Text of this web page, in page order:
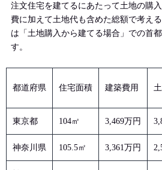
注文住宅を建てるにあたって土地の購
費に加えて土地代も含めた総額で考え
は「土地購入から建てる場合」での首
す。
都道府県 住宅面積 建築費用
東京都 104㎡ 3,469万円
神奈川県 105.5㎡ 3,361万円